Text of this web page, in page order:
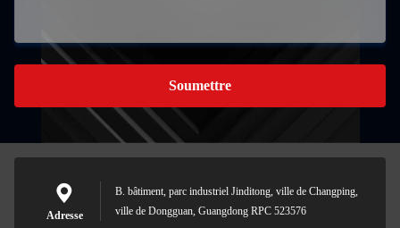
Soumettre
Adresse
B. bâtiment, parc industriel Jinditong, ville de Changping,
ville de Dongguan, Guangdong RPC 523576